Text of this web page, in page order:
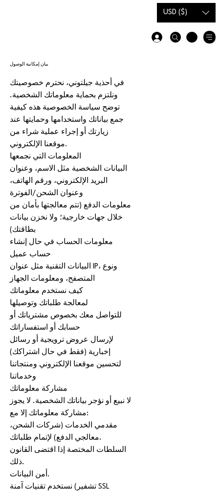
USD ($)
بيان إمكانية الوصول
في أحذية جيلتوني، نحترم خصوصيتك
ونلتزم بحماية معلوماتك الشخصية.
توضح سياسة الخصوصية هذه كيفية
جمع بياناتك واستخدامها وحمايتها عند
زيارتك أو إجراء عملية شراء من
موقعنا الإلكتروني.
المعلومات التي نجمعها
البيانات الشخصية مثل الاسم، وعنوان
البريد الإلكتروني، ورقم الهاتف،
وعنوان الشحن/الفوترة
معلومات الدفع (تتم معالجتها بأمان من
خلال جهات خارجية؛ ولا نخزن بيانات
بطاقتك)
معلومات الحساب في حال إنشاء
حساب عميل
البيانات التقنية مثل عنوان IP، ونوع
المتصفح، ومعلومات الجهاز
كيف نستخدم معلوماتك
لمعالجة طلباتك وتوصيلها
للتواصل معك بخصوص مشترياتك أو
حسابك أو استفساراتك
لإرسال عروض ترويجية أو رسائل
إخبارية (فقط في حال اشتراكك)
لتحسين موقعنا الإلكتروني ومنتجاتنا
وخدماتنا
مشاركة معلوماتك
لا نبيع أو نؤجر بياناتك الشخصية. لا يجوز
مشاركة معلوماتك إلا مع:
مقدمي الخدمات (شركات الشحن،
معالجي الدفع) لإتمام طلباتك.
السلطات المختصة إذا اقتضى القانون
ذلك.
أمن البيانات.
نستخدم تقنيات آمنة (تشفير SSL